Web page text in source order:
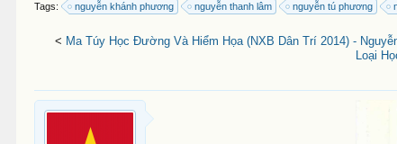
Tags: nguyễn khánh phương nguyễn thanh lâm nguyễn tú phương
< Ma Túy Học Đường Và Hiểm Họa (NXB Dân Trí 2014) -
Loại